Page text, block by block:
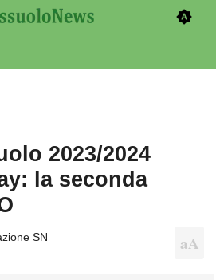
2023/2024
la seconda
SN